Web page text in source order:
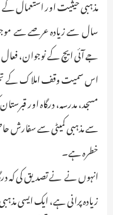
مذہبی حیثیت اور استعمال کے
سال سے زیادہ عرصے سے
جے آئی ایچ کے نوجوان،
اس سمیت وقف املاک کے
مسجد، مدرسہ، درگاہ اور
سے مذہبی کمیٹی سے سفارش
خطرہ ہے۔
انہوں نے نے تصدیق کی کہ
زیادہ پرانی ہے، ایک ایسی